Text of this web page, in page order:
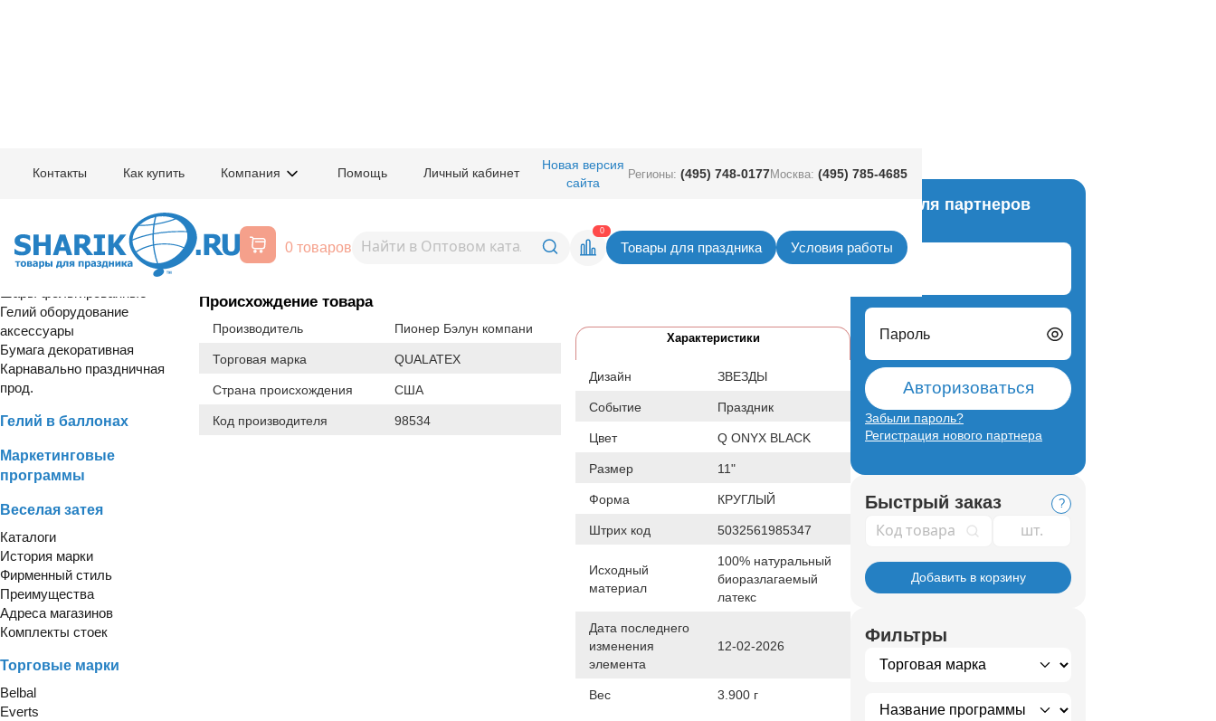
Контакты Как купить Компания Помощь Личный кабинет
Новая версия
сайта
Регионы: (495) 748-0177Москва: (495) 785-4685
0 товаров
0
Товары для праздника Условия работы
Расширенный поиск
Шары латексные
Гелий оборудование
аксессуары
Бумага декоративная
Карнавально праздничная
прод.
Гелий в баллонах
Маркетинговые
программы
Веселая затея
Каталоги
История марки
Фирменный стиль
Преимущества
Адреса магазинов
Комплекты стоек
Торговые марки
Belbal
Everts
1103-0641 Шелк 11" Звезды Блеск Onyx Black/Q
Происхождение товара
Производитель Пионер Бэлун компани
Торговая марка QUALATEX
Страна происхождения США
Код производителя 98534
Товар временно не доступен.
Характеристики
Дизайн ЗВЕЗДЫ
Событие Праздник
Цвет Q ONYX BLACK
Размер 11"
Форма КРУГЛЫЙ
Штрих код 5032561985347
Исходный
материал
100% натуральный
биоразлагаемый
латекс
Дата последнего
изменения
элемента
12-02-2026
Вес 3.900 г
Вход для партнеров
Логин
Пароль
Авторизоваться
Забыли пароль?
Регистрация нового партнера
Быстрый заказ ?
Код товара
Добавить в корзину
Фильтры